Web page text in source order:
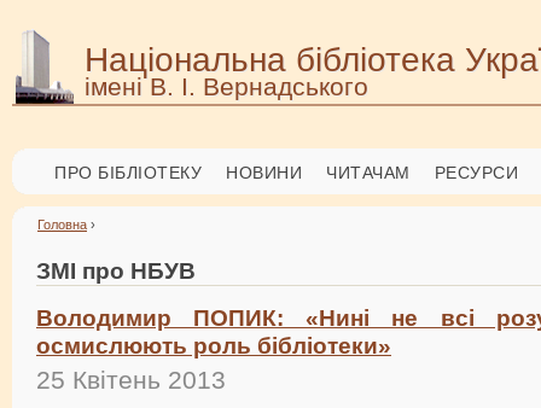
Національна бібліотека
імені В. І. Вернадського
ПРО БІБЛІОТЕКУ НОВИНИ ЧИТАЧАМ РЕСУРСИ
Головна ›
ЗМІ про НБУВ
Володимир ПОПИК: «Нині не всі
осмислюють роль бібліотеки»
25 Квітень 2013